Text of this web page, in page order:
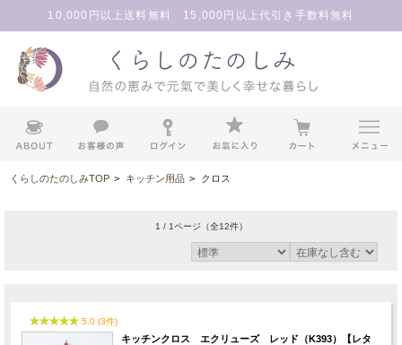
10,000円以上送料無料 15,000円以上代引き手数料無料
くらしのたのしみTOP > キッチン用品 > クロス
1 / 1ページ （全12件）
5.0 (3件)
キッチンクロス エクリューズ レッド（K393）【レタ